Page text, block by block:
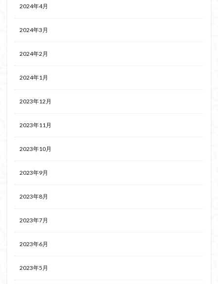
2024年4月
2024年3月
2024年2月
2024年1月
2023年12月
2023年11月
2023年10月
2023年9月
2023年8月
2023年7月
2023年6月
2023年5月